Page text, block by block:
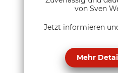
von Sven
Jetzt informieren
Mehr